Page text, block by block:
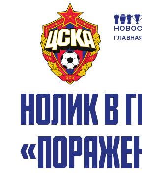
ГЛАВНАЯ
ПРИЯТНО
НОЛИК В